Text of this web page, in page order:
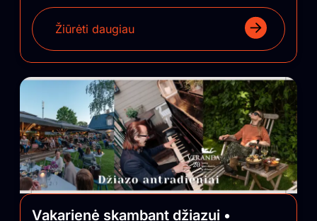
Žiūrėti daugiau
Vakarienė skambant džiazui •